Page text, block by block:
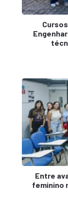
Entre
feminino